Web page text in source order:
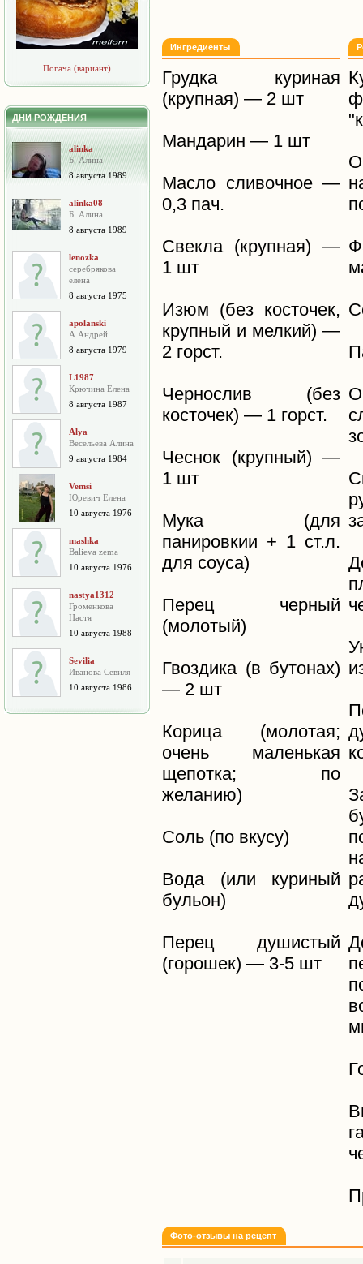
Погача (вариант)
ДНИ РОЖДЕНИЯ
alinka
Б. Алина
8 августа 1989
alinka08
Б. Алина
8 августа 1989
lenozka
серебрякова
елена
8 августа 1975
apolanski
А Андрей
8 августа 1979
L1987
Крючина Елена
8 августа 1987
Alya
Весельева Алина
9 августа 1984
Vemsi
Юревич Елена
10 августа 1976
mashka
Balieva zema
10 августа 1976
nastya1312
Громенкова
Настя
10 августа 1988
Sevilia
Иванова Севиля
10 августа 1986
Ингредиенты
Грудка куриная
(крупная) — 2 шт
Мандарин — 1 шт
Масло сливочное —
0,3 пач.
Свекла (крупная) —
1 шт
Изюм (без косточек,
крупный и мелкий) —
2 горст.
Чернослив (без
косточек) — 1 горст.
Чеснок (крупный) —
1 шт
Мука (для
панировкии + 1 ст.л.
для соуса)
Перец чeрный
(молотый)
Гвоздика (в бутонах)
— 2 шт
Корица (молотая;
очень маленькая
щепотка; по
желанию)
Соль (по вкусу)
Вода (или куриный
бульон)
Перец душистый
(горошек) — 3-5 шт
Фото-отзывы на рецепт